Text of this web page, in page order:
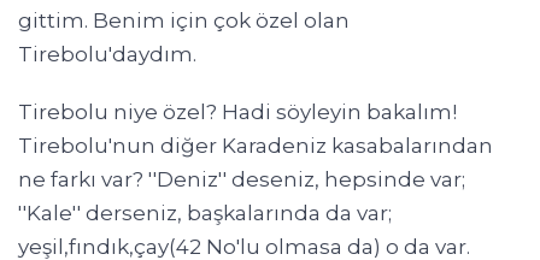
gittim. Benim için çok özel olan
Tirebolu'daydım.
Tirebolu niye özel? Hadi söyleyin bakalım!
Tirebolu'nun diğer Karadeniz kasabalarından
ne farkı var? ''Deniz'' deseniz, hepsinde var;
''Kale'' derseniz, başkalarında da var;
yeşil,fındık,çay(42 No'lu olmasa da) o da var.